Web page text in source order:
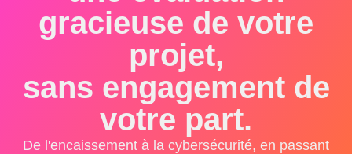
gracieuse de votre
projet,
sans engagement de
votre part.
De l'encaissement à la cybersécurité, en passant